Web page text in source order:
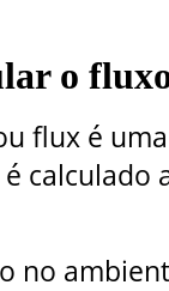
o
flux é
no